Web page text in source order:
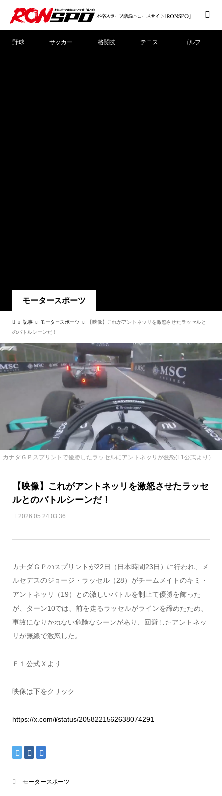
野球 サッカー 格闘技 テニス ゴルフ
モータースポーツ
記事 モータースポーツ
【映像】これがアントネッリを激怒させたラッセルと
のバトルシーンだ！
カナダＧＰスプリントで優勝したラッセルにアントネッリが激怒(F1公式より）
【映像】これがアントネッリを激怒させたラッセ
ルとのバトルシーンだ！
2026.05.24 03:36
カナダＧＰのスプリントが22日（日本時間23日）に行われ、メ
ルセデスのジョージ・ラッセル（28）がチームメイトのキミ・
アントネッリ（19）との激しいバトルを制止て優勝を飾った
が、ターン10では、前を走るラッセルがラインを締めたため、
事故になりかねない危険なシーンがあり、回避したアントネッ
リが無線で激怒した。
Ｆ１公式Ｘより
映像は下をクリック
https://x.com/i/status/2058221562638074291
モータースポーツ